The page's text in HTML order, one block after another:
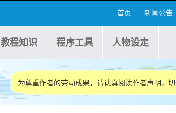
首页 新闻公告
教程知识 程序工具 人物设定
为尊重作者的劳动成果，请认真阅读作者声明，